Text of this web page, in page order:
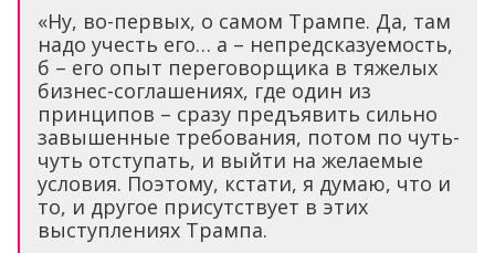
«Ну, во-первых, о самом Трампе. Да, там
надо учесть его… а – непредсказуемость,
б – его опыт переговорщика в тяжелых
бизнес-соглашениях, где один из
принципов – сразу предъявить сильно
завышенные требования, потом по чуть-
чуть отступать, и выйти на желаемые
условия. Поэтому, кстати, я думаю, что и
то, и другое присутствует в этих
выступлениях Трампа.